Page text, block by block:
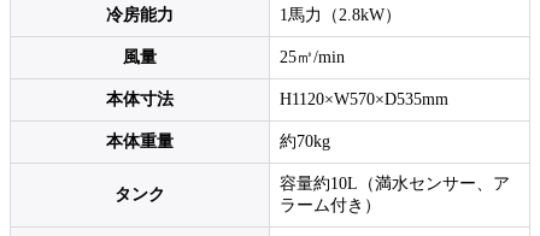
冷房能力 1馬力（2.8kW）
風量 25㎥/min
本体寸法 H1120×W570×D535mm
本体重量 約70kg
タンク
容量約10L（満水センサー、ア
ラーム付き）